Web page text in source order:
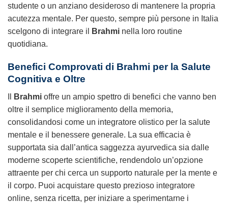
studente o un anziano desideroso di mantenere la propria
acutezza mentale. Per questo, sempre più persone in Italia
scelgono di integrare il
Brahmi nella loro routine
quotidiana.
Benefici Comprovati di Brahmi per la Salute
Cognitiva e Oltre
Brahmi offre un ampio spettro di benefici che vanno ben
oltre il semplice miglioramento della memoria,
consolidandosi come un integratore olistico per la salute
mentale e il benessere generale. La sua efficacia è
supportata sia dall’antica saggezza ayurvedica sia dalle
moderne scoperte scientifiche, rendendolo un’opzione
attraente per chi cerca un supporto naturale per la mente e
il corpo. Puoi acquistare questo prezioso integratore
online, senza ricetta, per iniziare a sperimentarne i